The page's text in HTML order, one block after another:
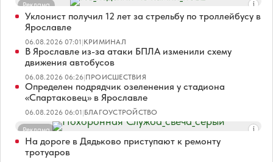
Реклама
Уклонист получил 12 лет за стрельбу по троллейбусу в
Ярославле
06.08.2026 07:01|КРИМИНАЛ
В Ярославле из-за атаки БПЛА изменили схему
движения автобусов
06.08.2026 06:26|ПРОИСШЕСТВИЯ
Определен подрядчик озеленения у стадиона
«Спартаковец» в Ярославле
06.08.2026 06:01|БЛАГОУСТРОЙСТВО
Реклама
На дороге в Дядьково приступают к ремонту
тротуаров